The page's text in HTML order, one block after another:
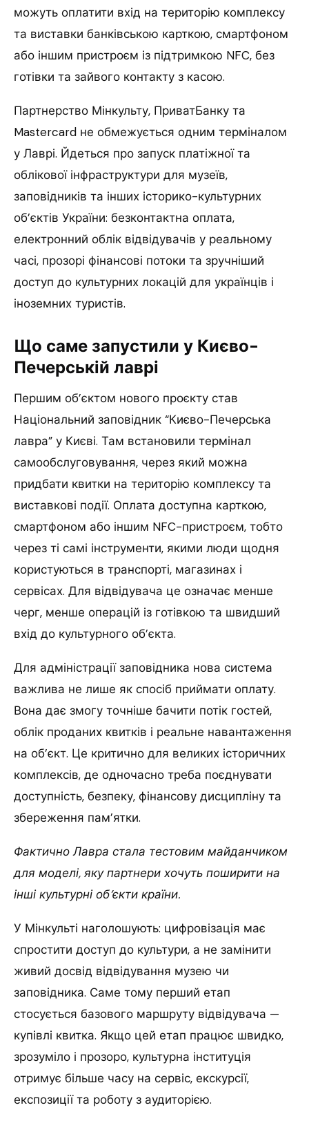
можуть оплатити вхід на територію комплексу
та виставки банківською карткою, смартфоном
або іншим пристроєм із підтримкою NFC, без
готівки та зайвого контакту з касою.
Партнерство Мінкульту, ПриватБанку та
Mastercard не обмежується одним терміналом
у Лаврі. Йдеться про запуск платіжної та
облікової інфраструктури для музеїв,
заповідників та інших історико-культурних
об’єктів України: безконтактна оплата,
електронний облік відвідувачів у реальному
часі, прозорі фінансові потоки та зручніший
доступ до культурних локацій для українців і
іноземних туристів.
Що саме запустили у Києво-
Печерській лаврі
Першим об’єктом нового проєкту став
Національний заповідник “Києво-Печерська
лавра” у Києві. Там встановили термінал
самообслуговування, через який можна
придбати квитки на територію комплексу та
виставкові події. Оплата доступна карткою,
смартфоном або іншим NFC-пристроєм, тобто
через ті самі інструменти, якими люди щодня
користуються в транспорті, магазинах і
сервісах. Для відвідувача це означає менше
черг, менше операцій із готівкою та швидший
вхід до культурного об’єкта.
Для адміністрації заповідника нова система
важлива не лише як спосіб приймати оплату.
Вона дає змогу точніше бачити потік гостей,
облік проданих квитків і реальне навантаження
на об’єкт. Це критично для великих історичних
комплексів, де одночасно треба поєднувати
доступність, безпеку, фінансову дисципліну та
збереження пам’ятки.
Фактично Лавра стала тестовим майданчиком
для моделі, яку партнери хочуть поширити на
інші культурні об’єкти країни.
У Мінкульті наголошують: цифровізація має
спростити доступ до культури, а не замінити
живий досвід відвідування музею чи
заповідника. Саме тому перший етап
стосується базового маршруту відвідувача —
купівлі квитка. Якщо цей етап працює швидко,
зрозуміло і прозоро, культурна інституція
отримує більше часу на сервіс, екскурсії,
експозиції та роботу з аудиторією.